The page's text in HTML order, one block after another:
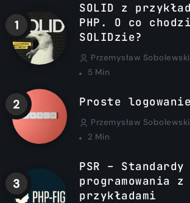
SOLID z
PHP. O co
SOLIDzie?
Przemysław Sobolewski
5 Min
Proste
Przemysław Sobolewski
2 Min
PSR – Standardy
programowania z
przykładami